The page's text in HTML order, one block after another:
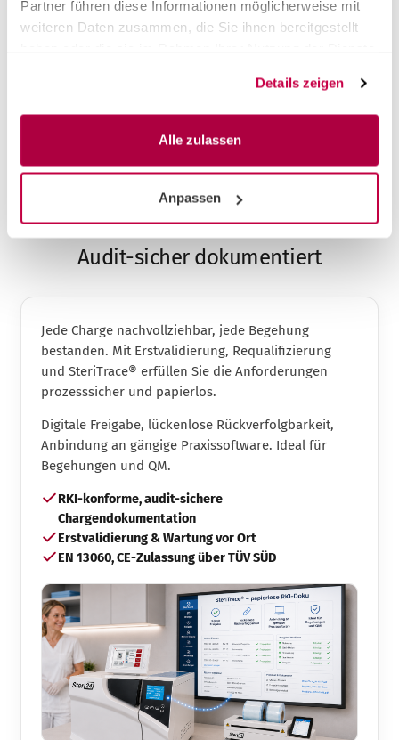
Partner führen diese Informationen möglicherweise mit
weiteren Daten zusammen, die Sie ihnen bereitgestellt
Details zeigen
Alle zulassen
Anpassen
DOKUMENTATION & RECHT
Audit-sicher dokumentiert
Jede Charge nachvollziehbar, jede Begehung
bestanden. Mit Erstvalidierung, Requalifizierung
und SteriTrace® erfüllen Sie die Anforderungen
prozesssicher und papierlos.
Digitale Freigabe, lückenlose Rückverfolgbarkeit,
Anbindung an gängige Praxissoftware. Ideal für
Begehungen und QM.
RKI-konforme, audit-sichere
Chargendokumentation
Erstvalidierung & Wartung vor Ort
EN 13060, CE-Zulassung über TÜV SÜD